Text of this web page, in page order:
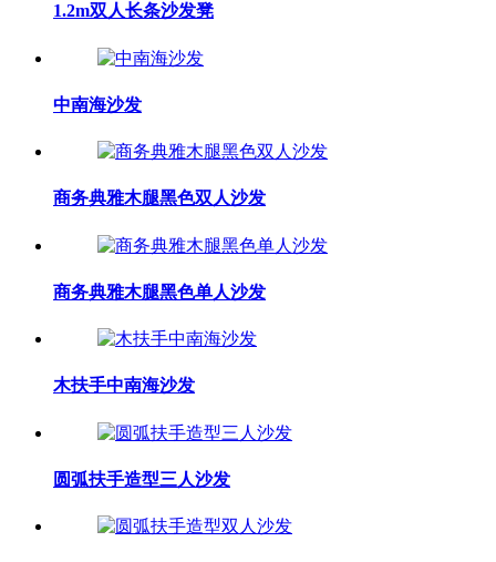
1.2m双人长条沙发凳
中南海沙发
商务典雅木腿黑色双人沙发
商务典雅木腿黑色单人沙发
木扶手中南海沙发
圆弧扶手造型三人沙发